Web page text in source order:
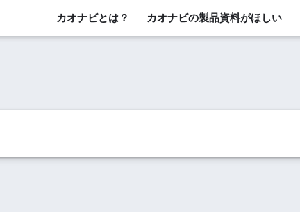
カオナビとは？ カオナビの製品資料がほしい